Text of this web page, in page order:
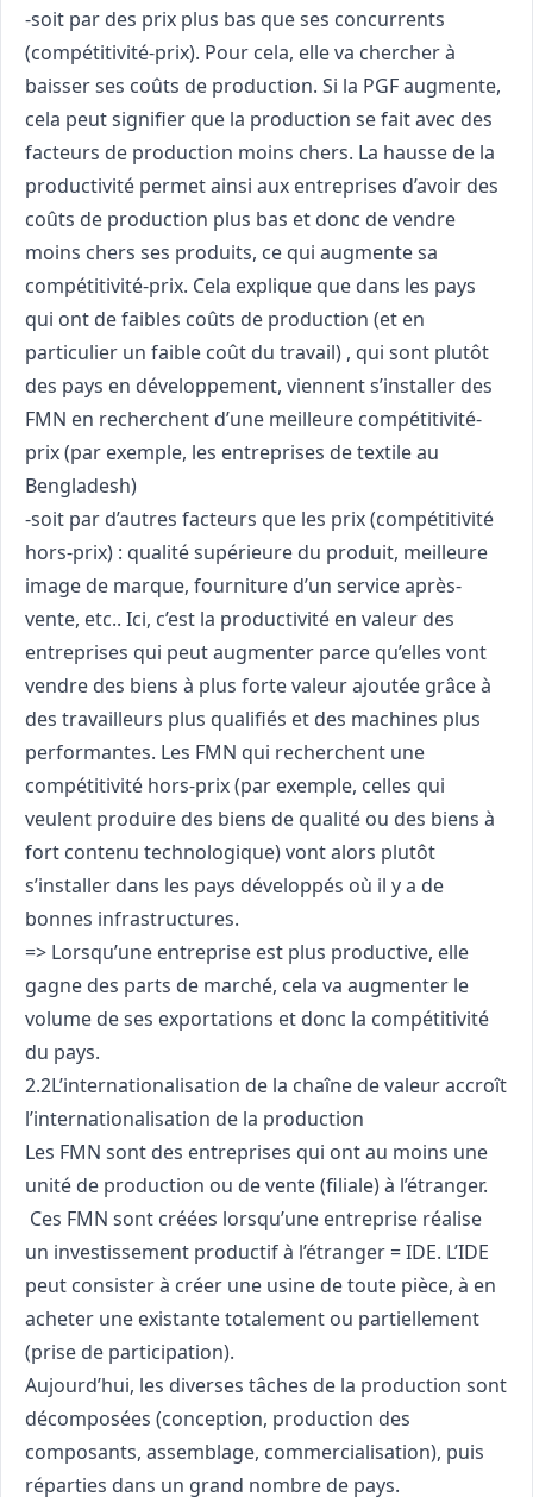
-soit par des prix plus bas que ses concurrents
(compétitivité-prix). Pour cela, elle va chercher à
baisser ses coûts de production. Si la PGF augmente,
cela peut signifier que la production se fait avec des
facteurs de production moins chers. La hausse de la
productivité permet ainsi aux entreprises d’avoir des
coûts de production plus bas et donc de vendre
moins chers ses produits, ce qui augmente sa
compétitivité-prix. Cela explique que dans les pays
qui ont de faibles coûts de production (et en
particulier un faible coût du travail) , qui sont plutôt
des pays en développement, viennent s’installer des
FMN en recherchent d’une meilleure compétitivité-
prix (par exemple, les entreprises de textile au
Bengladesh)
-soit par d’autres facteurs que les prix (compétitivité
hors-prix) : qualité supérieure du produit, meilleure
image de marque, fourniture d’un service après-
vente, etc.. Ici, c’est la productivité en valeur des
entreprises qui peut augmenter parce qu’elles vont
vendre des biens à plus forte valeur ajoutée grâce à
des travailleurs plus qualifiés et des machines plus
performantes. Les FMN qui recherchent une
compétitivité hors-prix (par exemple, celles qui
veulent produire des biens de qualité ou des biens à
fort contenu technologique) vont alors plutôt
s’installer dans les pays développés où il y a de
bonnes infrastructures.
=> Lorsqu’une entreprise est plus productive, elle
gagne des parts de marché, cela va augmenter le
volume de ses exportations et donc la compétitivité
du pays.
2.2L’internationalisation de la chaîne de valeur accroît
l’internationalisation de la production
Les FMN sont des entreprises qui ont au moins une
unité de production ou de vente (filiale) à l’étranger.
Ces FMN sont créées lorsqu’une entreprise réalise
un investissement productif à l’étranger = IDE. L’IDE
peut consister à créer une usine de toute pièce, à en
acheter une existante totalement ou partiellement
(prise de participation).
Aujourd’hui, les diverses tâches de la production sont
décomposées (conception, production des
composants, assemblage, commercialisation), puis
réparties dans un grand nombre de pays.